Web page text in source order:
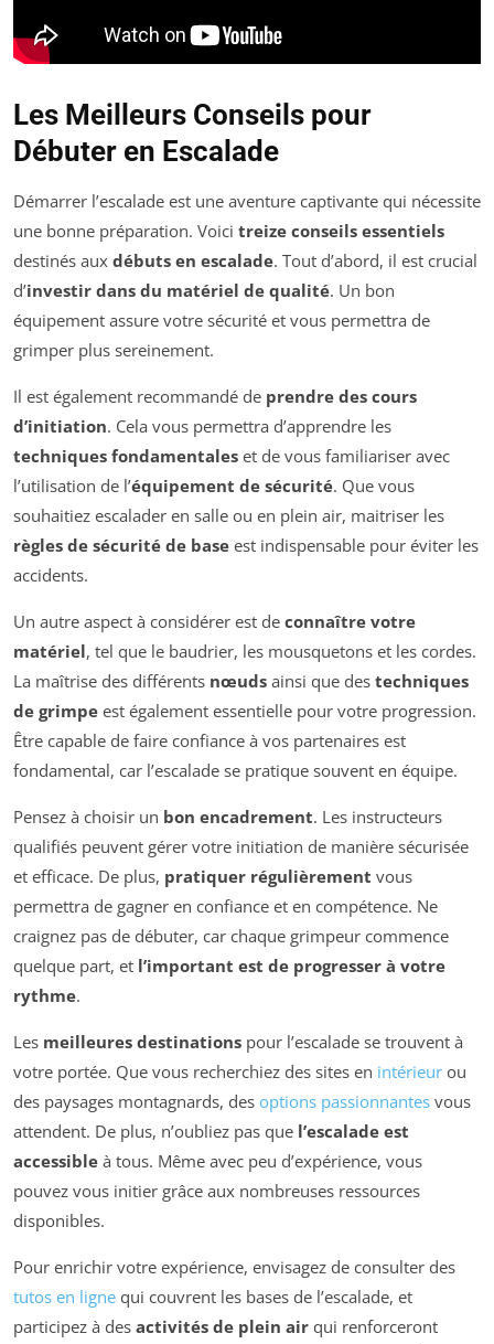
Les Meilleurs Conseils pour
Débuter en Escalade
Démarrer l’escalade est une aventure captivante qui nécessite
une bonne préparation. Voici treize conseils essentiels
destinés aux débuts en escalade. Tout d’abord, il est crucial
d’investir dans du matériel de qualité. Un bon
équipement assure votre sécurité et vous permettra de
grimper plus sereinement.
Il est également recommandé de prendre des cours
d’initiation. Cela vous permettra d’apprendre les
techniques fondamentales et de vous familiariser avec
l’utilisation de l’équipement de sécurité. Que vous
souhaitiez escalader en salle ou en plein air, maitriser les
règles de sécurité de base est indispensable pour éviter les
accidents.
Un autre aspect à considérer est de connaître votre
matériel, tel que le baudrier, les mousquetons et les cordes.
La maîtrise des différents nœuds ainsi que des techniques
de grimpe est également essentielle pour votre progression.
Être capable de faire confiance à vos partenaires est
fondamental, car l’escalade se pratique souvent en équipe.
Pensez à choisir un bon encadrement. Les instructeurs
qualifiés peuvent gérer votre initiation de manière sécurisée
et efficace. De plus, pratiquer régulièrement vous
permettra de gagner en confiance et en compétence. Ne
craignez pas de débuter, car chaque grimpeur commence
quelque part, et l’important est de progresser à votre
rythme.
Les meilleures destinations pour l’escalade se trouvent à
votre portée. Que vous recherchiez des sites en intérieur ou
des paysages montagnards, des options passionnantes vous
attendent. De plus, n’oubliez pas que l’escalade est
accessible à tous. Même avec peu d’expérience, vous
pouvez vous initier grâce aux nombreuses ressources
disponibles.
Pour enrichir votre expérience, envisagez de consulter des
tutos en ligne qui couvrent les bases de l’escalade, et
participez à des activités de plein air qui renforceront